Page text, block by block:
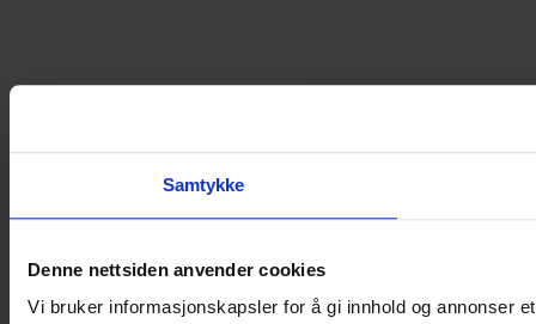
Samtykke
Denne nettsiden anvender cookies
Vi bruker informasjonskapsler for å gi innhold og annonser